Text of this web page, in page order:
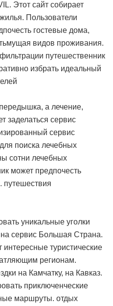
Этот сайт собирает
Пользователи
гостевые дома,
видов проживания.
путешественник
избрать идеальный
а лечение,
заделаться сервис
сервис
поиска лечебных
сотни лечебных
может предпочесть
путешествия
уникальные уголки
на сервис Большая Страна.
туристические
регионам.
на Камчатку, на Кавказ.
приключенческие
маршруты. отдых